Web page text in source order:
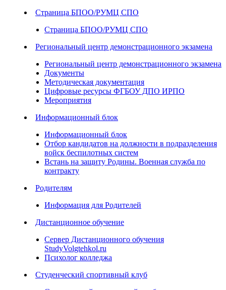
Страница БПОО/РУМЦ СПО
Страница БПОО/РУМЦ СПО
Региональный центр демонстрационного экзамена
Региональный центр демонстрационного экзамена
Документы
Методическая документация
Цифровые ресурсы ФГБОУ ДПО ИРПО
Мероприятия
Информационный блок
Информационный блок
Отбор кандидатов на должности в подразделения
войск беспилотных систем
Встань на защиту Родины. Военная служба по
контракту
Родителям
Информация для Родителей
Дистанционное обучение
Сервер Дистанционного обучения
StudyVolgtehkol.ru
Психолог колледжа
Студенческий спортивный клуб